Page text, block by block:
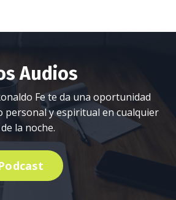
Audios
Fe te da una oportunidad
personal y espiritual en cualquier
la noche.